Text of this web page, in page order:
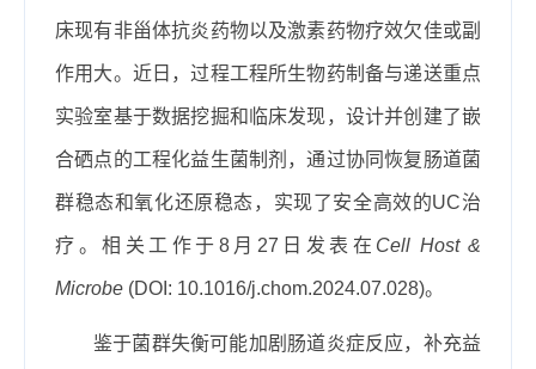
床现有非甾体抗炎药物以及激素药物疗效欠佳或副
作用大。近日，过程工程所生物药制备与递送重点
实验室基于数据挖掘和临床发现，设计并创建了嵌
合硒点的工程化益生菌制剂，通过协同恢复肠道菌
群稳态和氧化还原稳态，实现了安全高效的UC治
疗。相关工作于 8月 27 日发表在 Cell Host &
Microbe (DOI: 10.1016/j.chom.2024.07.028)。
鉴于菌群失衡可能加剧肠道炎症反应，补充益